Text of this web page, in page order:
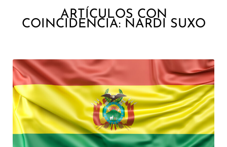
ARTÍCULOS CON
COINCIDENCIA: NARDI SUXO